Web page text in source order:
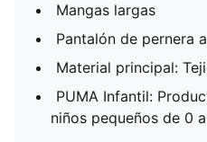
Mangas largas
Pantalón de pernera
Material principal:
PUMA Infantil:
niños pequeños de 0